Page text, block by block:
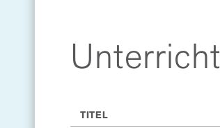
Unterricht
TITEL